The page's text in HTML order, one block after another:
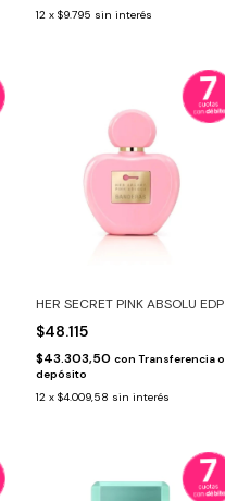
12 x$9.795 sin interés
HER SECRET PINK ABSOLU EDP
$48.115
$43.303,50con Transferencia o
depósito
12 x$4.009,58 sin interés